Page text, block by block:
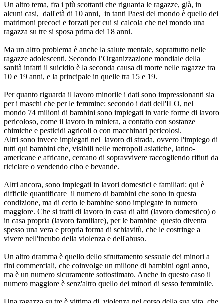
Un altro tema, fra i più scottanti che riguarda le ragazze, già, in
alcuni casi, dall'età di 10 anni, in tanti Paesi del mondo è quello dei
matrimoni precoci e forzati per cui si calcola che nel mondo una
ragazza su tre si sposa prima dei 18 anni.
Ma un altro problema è anche la salute mentale, soprattutto nelle
ragazze adolescenti. Secondo l’Organizzazione mondiale della
sanità infatti il suicidio è la seconda causa di morte nelle ragazze tra
10 e 19 anni, e la principale in quelle tra 15 e 19.
Per quanto riguarda il lavoro minorile i dati sono impressionanti sia
per i maschi che per le femmine: secondo i dati dell'ILO, nel
mondo 74 milioni di bambini sono impiegati in varie forme di lavoro
pericoloso, come il lavoro in miniera, a contatto con sostanze
chimiche e pesticidi agricoli o con macchinari pericolosi.
Altri sono invece impiegati nel lavoro di strada, ovvero l'impiego di
tutti qui bambini che, visibili nelle metropoli asiatiche, latino-
americane e africane, cercano di sopravvivere raccogliendo rifiuti da
riciclare o vendendo cibo e bevande.
Altri ancora, sono impiegati in lavori domestici e familiari: qui è
difficile quantificare il numero di bambini che sono in questa
condizione, ma di certo le bambine sono impiegate in numero
maggiore. Che si tratti di lavoro in casa di altri (lavoro domestico) o
in casa propria (lavoro familiare), per le bambine questo diventa
spesso una vera e propria forma di schiavitù, che le costringe a
vivere nell'incubo della violenza e dell'abuso.
Un altro dramma è quello dello sfruttamento sessuale dei minori a
fini commerciali, che coinvolge un milione di bambini ogni anno,
ma è un numero sicuramente sottostimato. Anche in questo caso il
numero maggiore è senz'altro quello dei minori di sesso femminile.